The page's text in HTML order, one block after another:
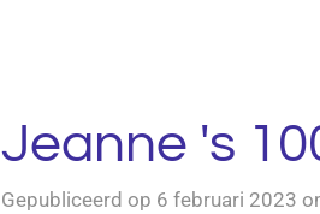
Jeanne 's
Gepubliceerd op 6 februari 2023